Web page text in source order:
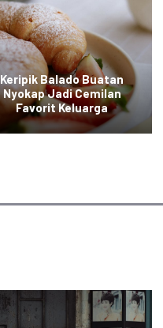
Keripik Balado Buatan
Nyokap Jadi Cemilan
Favorit Keluarga